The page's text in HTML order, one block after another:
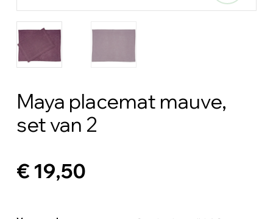
Maya placemat mauve,
set van 2
€ 19,50